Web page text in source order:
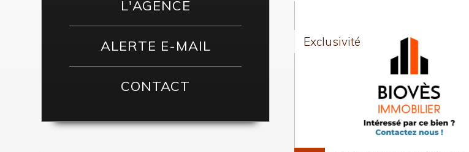
L'AGENCE
ALERTE E-MAIL
CONTACT
Exclusivité